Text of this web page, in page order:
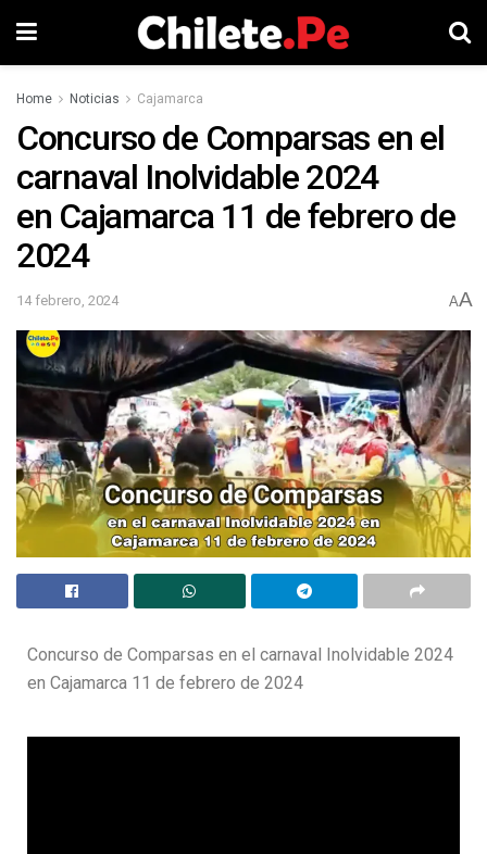
Home Noticias Cajamarca
Concurso de Comparsas en el
carnaval Inolvidable 2024
en Cajamarca 11 de febrero de
2024
14 febrero, 2024 AA
Concurso de Comparsas en el carnaval Inolvidable 2024
en Cajamarca 11 de febrero de 2024